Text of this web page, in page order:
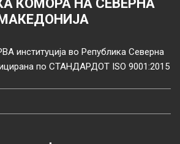
КОМОРА НА СЕВЕРНА
институција во Република Северна
по СТАНДАРДОТ ISO 9001:2015